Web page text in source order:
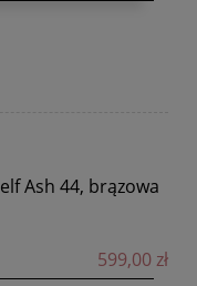
Ash 44, brązowa
599,00 zł